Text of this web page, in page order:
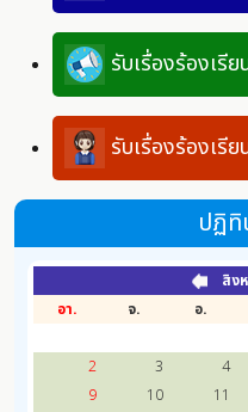
รับเรื่องร้องเรี
รับเรื่องร้องเรีย
ปฏิ
สิง
อา.
จ. อ.
2
3 4
9
10 11